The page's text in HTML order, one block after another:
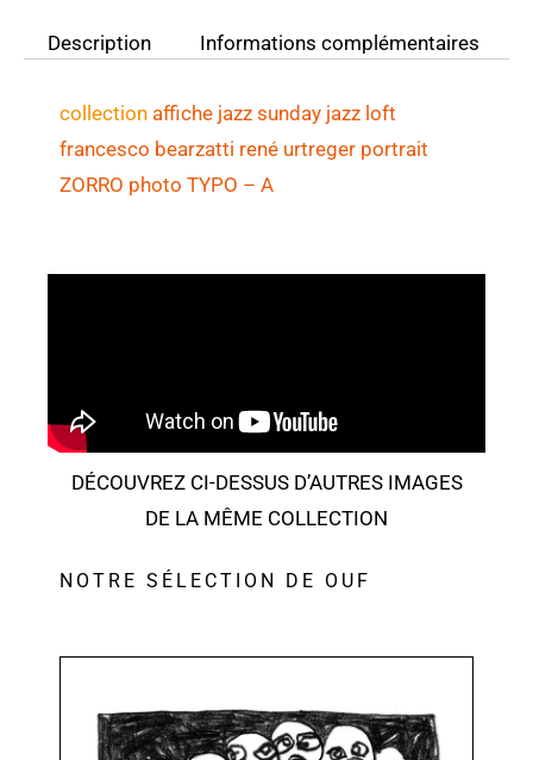
Description Informations complémentaires
collection affiche jazz sunday jazz loft
francesco bearzatti rené urtreger portrait
ZORRO photo TYPO – A
DÉCOUVREZ CI-DESSUS D’AUTRES IMAGES
DE LA MÊME COLLECTION
NOTRE SÉLECTION DE OUF